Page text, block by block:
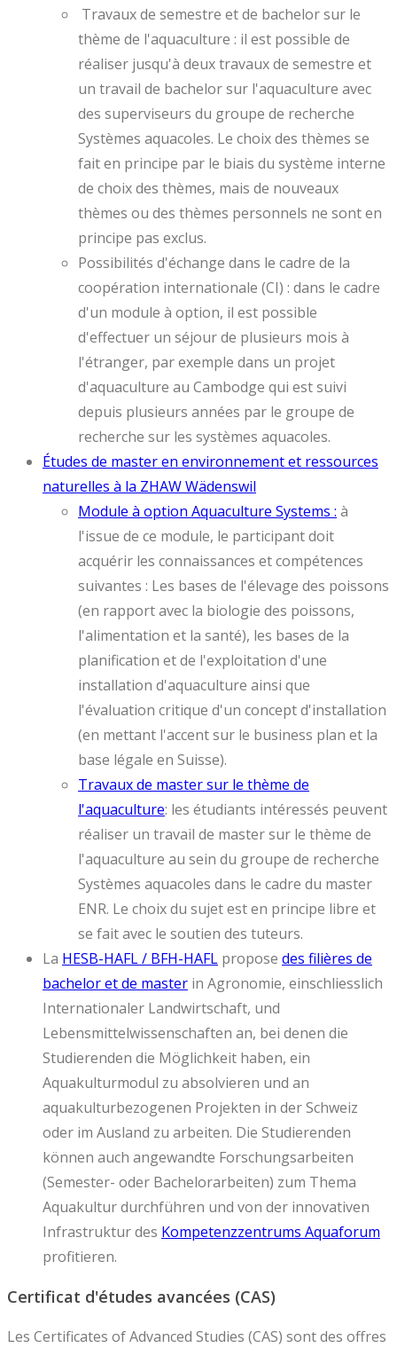
Travaux de semestre et de bachelor sur le
thème de l'aquaculture : il est possible de
réaliser jusqu'à deux travaux de semestre et
un travail de bachelor sur l'aquaculture avec
des superviseurs du groupe de recherche
Systèmes aquacoles. Le choix des thèmes se
fait en principe par le biais du système interne
de choix des thèmes, mais de nouveaux
thèmes ou des thèmes personnels ne sont en
principe pas exclus.
Possibilités d'échange dans le cadre de la
coopération internationale (CI) : dans le cadre
d'un module à option, il est possible
d'effectuer un séjour de plusieurs mois à
l'étranger, par exemple dans un projet
d'aquaculture au Cambodge qui est suivi
depuis plusieurs années par le groupe de
recherche sur les systèmes aquacoles.
Études de master en environnement et ressources
naturelles à la ZHAW Wädenswil
Module à option Aquaculture Systems : à
l'issue de ce module, le participant doit
acquérir les connaissances et compétences
suivantes : Les bases de l'élevage des poissons
(en rapport avec la biologie des poissons,
l'alimentation et la santé), les bases de la
planification et de l'exploitation d'une
installation d'aquaculture ainsi que
l'évaluation critique d'un concept d'installation
(en mettant l'accent sur le business plan et la
base légale en Suisse).
Travaux de master sur le thème de
l'aquaculture: les étudiants intéressés peuvent
réaliser un travail de master sur le thème de
l'aquaculture au sein du groupe de recherche
Systèmes aquacoles dans le cadre du master
ENR. Le choix du sujet est en principe libre et
se fait avec le soutien des tuteurs.
La HESB-HAFL / BFH-HAFL propose des filières de
bachelor et de master in Agronomie, einschliesslich
Internationaler Landwirtschaft, und
Lebensmittelwissenschaften an, bei denen die
Studierenden die Möglichkeit haben, ein
Aquakulturmodul zu absolvieren und an
aquakulturbezogenen Projekten in der Schweiz
oder im Ausland zu arbeiten. Die Studierenden
können auch angewandte Forschungsarbeiten
(Semester- oder Bachelorarbeiten) zum Thema
Aquakultur durchführen und von der innovativen
Infrastruktur des Kompetenzzentrums Aquaforum
profitieren.
Certificat d'études avancées (CAS)
Les Certificates of Advanced Studies (CAS) sont des offres